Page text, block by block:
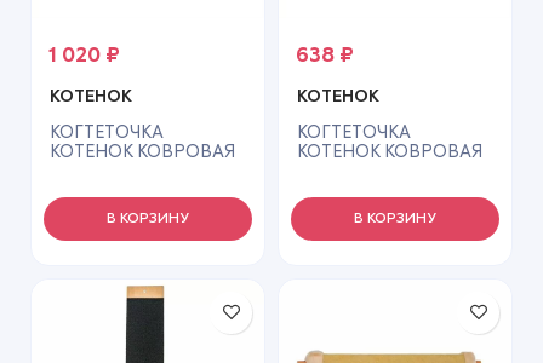
1 020 ₽
КОТЕНОК
КОГТЕТОЧКА
КОТЕНОК КОВРОВАЯ
В КОРЗИНУ
638 ₽
КОТЕНОК
КОГТЕТОЧКА
КОТЕНОК КОВРОВАЯ
В КОРЗИНУ